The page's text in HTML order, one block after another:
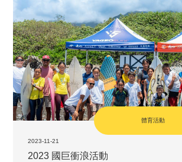
體育活動
2023-11-21
2023 國巨衝浪活動